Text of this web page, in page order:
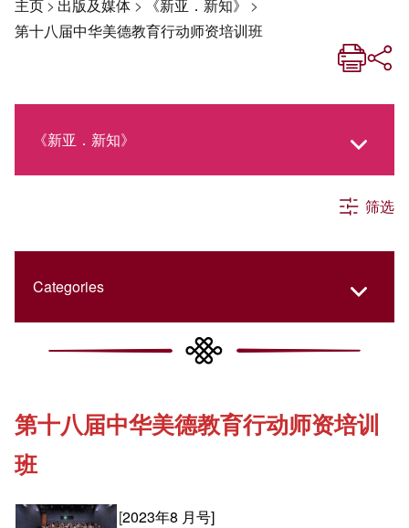
主页> 出版及媒体 > 《新亚．新知》 >
第十八届中华美德教育行动师资培训班
《新亚．新知》
社交媒体专栏
《新亚简讯》
《新亚书院概览》
筛选
Categories
College Updates
Cultural Topics
Student Development
第十八届中华美德教育行动师资培训
班
[2023年8 月号]